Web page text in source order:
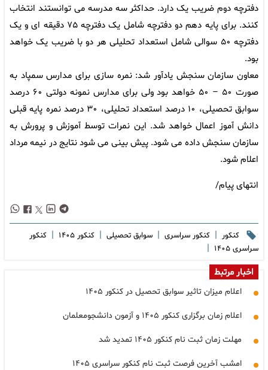
دفترچه دوم ضریب یک دارد. حداکثر سه مدرسه می توانستند انتخاب
کنند. برای پایه دهم دو دفترچه شامل یک دفترچه ۷۵ دقیقه ای و یک
دفترچه ۵۰ سوالی شامل استعداد تحلیلی هر دو با ضریب یک خواهد
بود.
معاون سازمان سنجش یادآور شد: نمره سازی برای مدارس سمپاد به
صورت ۵۰ – ۵۰ خواهد بود ولی برای مدارس نمونه دولتی ۶۰ درصد
سوابق تحصیلی، ۱۰ درصد استعداد تحلیلی، ۳۰ درصد نمره پایه قبلی
دانش آموز اعمال خواهد شد. این نمرات توسط آموزش و پرورش به
سازمان سنجش داده می شود. پیش بینی می شود نتایج در نیمه مرداد
اعلام شود.
انتهای پیام/
کنکور | کنکور سراسری | سوابق تحصیلی | کنکور ۱۴۰۵ | کنکور
سراسری ۱۴۰۵
|
اخبار مرتبط
اعلام میزان تاثیر سوابق تحصیل در کنکور ۱۴۰۵
اعلام زمان برگزاری کنکور ۱۴۰۵ و آزمون دانشجومعلمان
مهلت زمان ثبت نام کنکور ۱۴۰۵ تمدید شد
امشب آخرین فرصت ثبت نام کنکور سراسری ۱۴۰۵